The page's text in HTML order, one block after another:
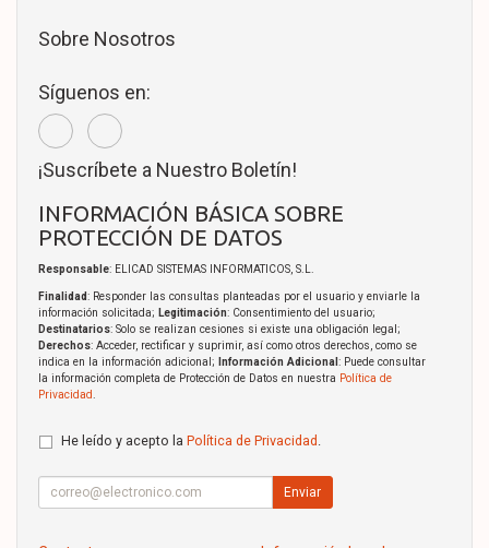
Sobre Nosotros
Síguenos en:
¡Suscríbete a Nuestro Boletín!
INFORMACIÓN BÁSICA SOBRE
PROTECCIÓN DE DATOS
Responsable: ELICAD SISTEMAS INFORMATICOS, S.L.
Finalidad: Responder las consultas planteadas por el usuario y enviarle la
información solicitada; Legitimación: Consentimiento del usuario;
Destinatarios: Solo se realizan cesiones si existe una obligación legal;
Derechos: Acceder, rectificar y suprimir, así como otros derechos, como se
indica en la información adicional;
Información Adicional : Puede consultar
la información completa de Protección de Datos en nuestra Política de
Privacidad
He leído y acepto la Política de Privacidad
Enviar